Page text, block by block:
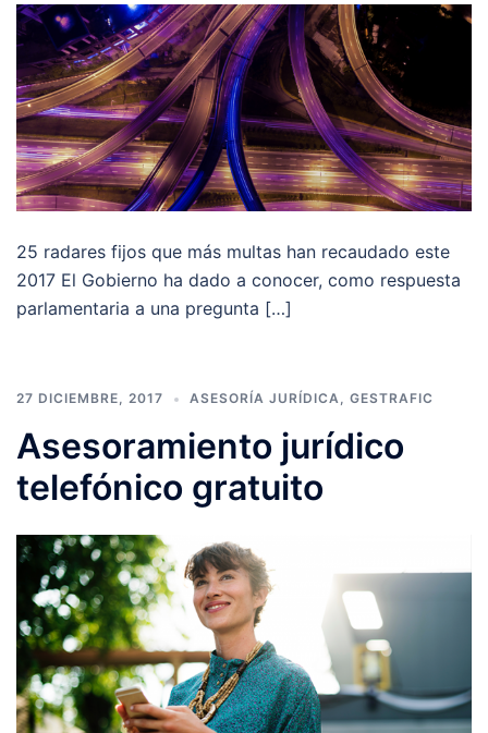
25 radares fijos que más multas han recaudado este
2017 El Gobierno ha dado a conocer, como respuesta
parlamentaria a una pregunta […]
27 DICIEMBRE, 2017 ASESORÍA JURÍDICA, GESTRAFIC
Asesoramiento jurídico
telefónico gratuito